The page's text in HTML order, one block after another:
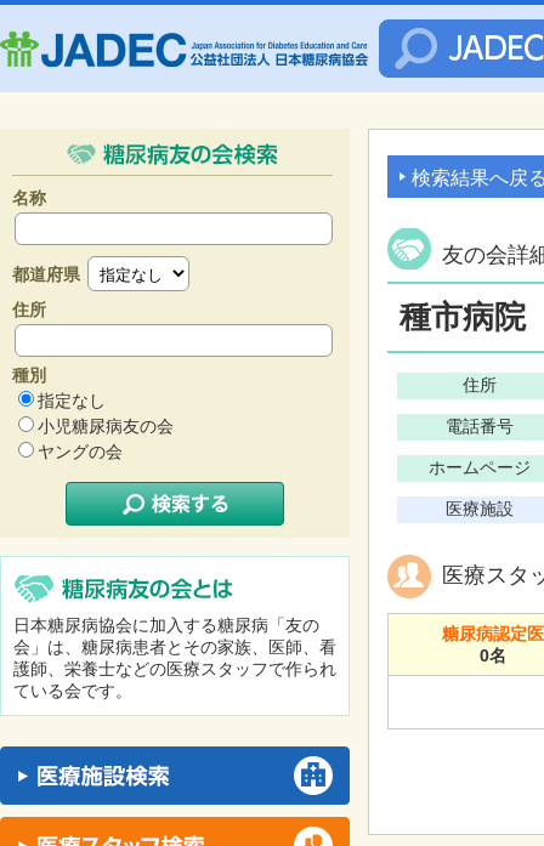
名称
都道府県
住所
種別
指定なし
小児糖尿病友の会
ヤングの会
日本糖尿病協会に加入する糖尿病「友の
会」は、糖尿病患者とその家族、医師、看
護師、栄養士などの医療スタッフで作られ
ている会です。
検索結果へ戻
友の会詳
種市病
住所
電話番号
ホームページ
医療施設
医療スタ
糖尿病認定医
0名